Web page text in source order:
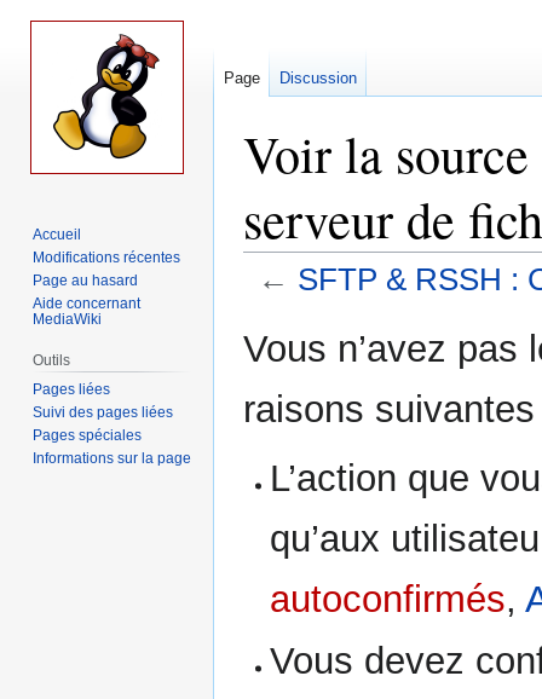
Voir la
serveur de
← SFTP & RSSH :
à
navigation
à
recherche
Vous n’avez pas
raisons suivantes
L’action que
qu’aux
autoconfirmés,
Vous devez
Page Discussion
Accueil
Modifications récentes
Page au hasard
Aide concernant
MediaWiki
Outils
Pages liées
Suivi des pages liées
Pages spéciales
Informations sur la page